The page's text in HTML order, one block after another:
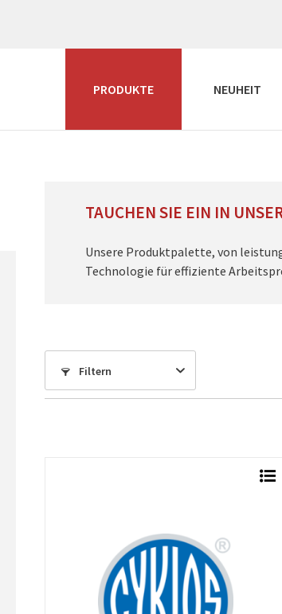
PRODUKTE NEUHEIT
TAUCHEN SIE EIN IN
Unsere Produktpalette, von
Technologie für effiziente
Filtern